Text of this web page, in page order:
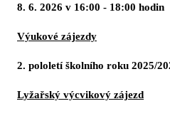
8. 6. 2026 v 16:00 - 18:00 hodin
Výukové zájezdy
2. pololetí školního roku 2025/
Lyžařský výcvikový zájezd